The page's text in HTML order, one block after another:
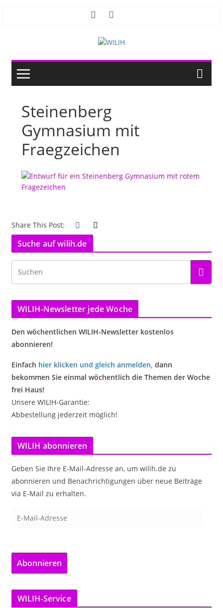
Steinenberg
Gymnasium mit
Fraegzeichen
Share This Post:
Suche auf wilih.de
WILIH-Newsletter jede Woche
Den wöchentlichen WILIH-Newsletter kostenlos
abonnieren!
Einfach hier klicken und gleich anmelden, dann
bekommen Sie einmal wöchentlich die Themen der Woche
frei Haus!
Unsere WILIH-Garantie:
Abbestellung jederzeit möglich!
WILIH abonnieren
Geben Sie Ihre E-Mail-Adresse an, um wilih.de zu
abonnieren und Benachrichtigungen über neue Beiträge
via E-Mail zu erhalten.
a
l
-
Abonnieren
WILIH-Service